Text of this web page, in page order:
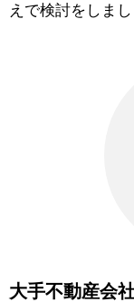
えで検討をしまし
大手不動産会